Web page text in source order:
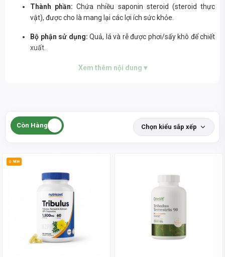
Thành phần: Chứa nhiều saponin steroid (steroid thực
vật), được cho là mang lại các lợi ích sức khỏe.
Bộ phận sử dụng: Quả, lá và rễ được phơi/sấy khô để chiết
xuất.
Sức khỏe tổng thể: Hỗ trợ giảm viêm, hạ
hạn chế.
Tăng cường sinh lý:
Được cho là giúp cải thiện rối
Xem thêm nội dung ▾
Còn Hàng Chọn kiểu sắp xếp
NEW